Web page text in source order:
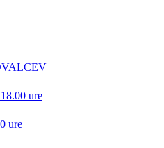
ure
ure